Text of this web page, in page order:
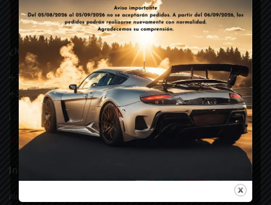
tienda@landirenzo-glp.es
¿Necesitas ayuda?
+34 676 088 610
+34 634 033 977
Lunes – Viernes: 09:30 – 18:30
tienda@landirenzo-glp.es
Información útil
Mi cuenta